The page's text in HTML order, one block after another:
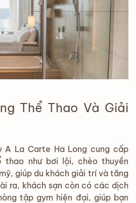
Thể Thao Và Giải
A La Carte Ha Long cung cấp
thao như bơi lội, chèo thuyền
giúp du khách giải trí và tăng
ra, khách sạn còn có các dịch
tập gym hiện đại, giúp bạn